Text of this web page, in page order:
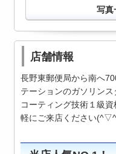
写真
店舗情報
長野東郵便局から南へ
テーションのガソリンス
コーティング技術１級
軽にご来店ください